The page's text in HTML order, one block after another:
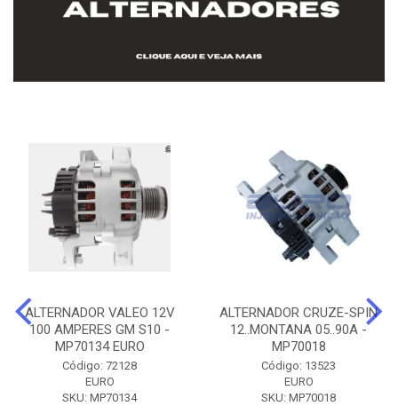
ALTERNADOR VALEO 12V
100 AMPERES GM S10 -
MP70134 EURO
Código: 72128
EURO
SKU: MP70134
ALTERNADOR CRUZE-SPIN
12..MONTANA 05..90A -
MP70018
Código: 13523
EURO
SKU: MP70018